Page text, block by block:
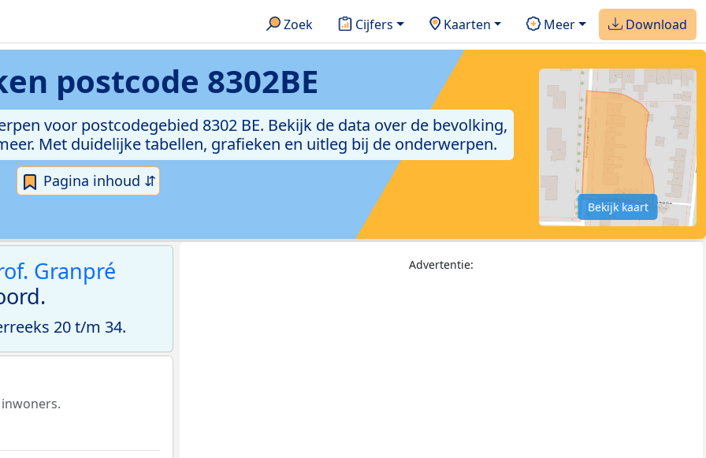
Zoek Cijfers Kaarten Meer Download
postcode 8302BE
voor postcodegebied 8302 BE. Bekijk de data over de bevolking,
Met duidelijke tabellen, grafieken en uitleg bij de onderwerpen.
Pagina inhoud ⇵
Bekijk kaart
Granpré
20 t/m 34.
Advertentie: